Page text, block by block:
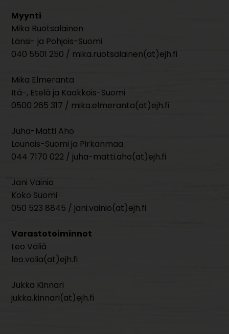
Myynti
Mika Ruotsalainen
Länsi- ja Pohjois-Suomi
040 5501 250 / mika.ruotsalainen(at)ejh.fi
Mika Elmeranta
Itä-, Etelä ja Kaakkois-Suomi
0500 265 317 / mika.elmeranta(at)ejh.fi
Juha-Matti Aho
Lounais-Suomi ja Pirkanmaa
044 7170 022 / juha-matti.aho(at)ejh.fi
Jani Vainio
Koko Suomi
050 523 8845 / jani.vainio(at)ejh.fi
Varastotoiminnot
Leo Väliä
leo.valia(at)ejh.fi
Jukka Kinnari
jukka.kinnari(at)ejh.fi